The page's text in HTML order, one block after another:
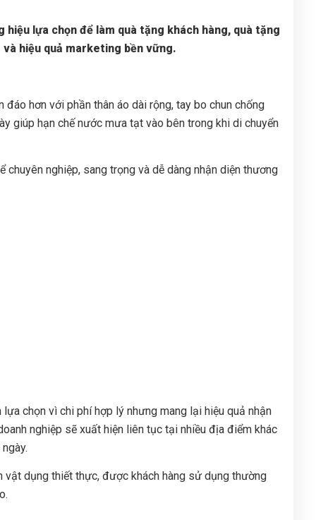
lựa chọn để làm quà tặng khách hàng, quà tặng
hiệu quả marketing bền vững.
hơn với phần thân áo dài rộng, tay bo chun chống
giúp hạn chế nước mưa tạt vào bên trong khi di chuyển
nghiệp, sang trọng và dễ dàng nhận diện thương
chọn vì chi phí hợp lý nhưng mang lại hiệu quả nhận
nghiệp sẽ xuất hiện liên tục tại nhiều địa điểm khác
dụng thiết thực, được khách hàng sử dụng thường